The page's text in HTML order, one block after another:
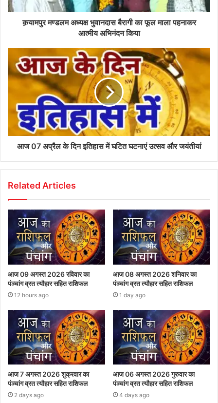
क़यामपुर मण्डलम अध्यक्ष भुवानदास बैरागी का फूल माला पहनाकर
आत्मीय अभिनंदन किया
आज 07 अप्रैल के दिन इतिहास में घटित घटनाएं उत्सव और जयंतीयां
Related Articles
आज 09 अगस्त 2026 रविवार का
पंञ्चांग व्रत त्यौहार सहित राशिफल
12 hours ago
आज 08 अगस्त 2026‌ शनिवार का
पंञ्चांग व्रत त्यौहार सहित राशिफल
1 day ago
आज 7 अगस्त 2026 शुक्रवार का
पंञ्चांग व्रत त्यौहार सहित राशिफल
2 days ago
आज 06 अगस्त 2026 गुरुवार का
पंञ्चांग व्रत त्यौहार सहित राशिफल
4 days ago